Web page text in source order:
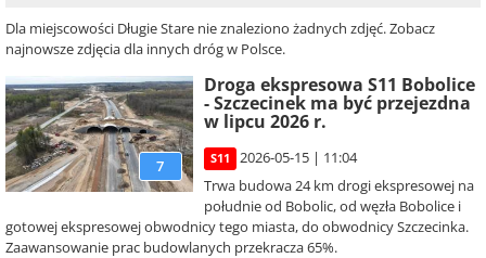
Dla miejscowości Długie Stare nie znaleziono żadnych zdjęć. Zobacz
najnowsze zdjęcia dla innych dróg w Polsce.
7
Droga ekspresowa S11 Bobolice
- Szczecinek ma być przejezdna
w lipcu 2026 r.
S11
2026-05-15 | 11:04
Trwa budowa 24 km drogi ekspresowej na
południe od Bobolic, od węzła Bobolice i
gotowej ekspresowej obwodnicy tego miasta, do obwodnicy Szczecinka.
Zaawansowanie prac budowlanych przekracza 65%.